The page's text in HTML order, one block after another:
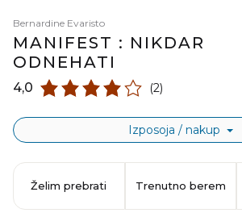
Bernardine Evaristo
MANIFEST : NIKDAR
ODNEHATI
4,0 (2)
Izposoja / nakup
Želim prebrati Trenutno berem